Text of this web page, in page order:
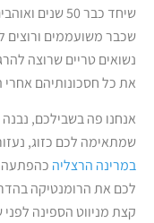
שיחד כבר 50
שכבר משועממים ורוצים
נשואים טריים שרוצה
את כל חסכונותיהם אחרי
אנחנו פה בשבילכם,
שמתאימה לכם כזוג,
במרינה הרצליהכהפתעה
לכם את הרומנטיקה
קצת מניווט הספינה